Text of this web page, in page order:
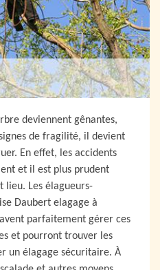
deviennent gênantes,
de fragilité, il devient
En effet, les accidents
et il est plus prudent
lieu. Les élagueurs-
Daubert elagage à
parfaitement gérer ces
et pourront trouver les
un élagage sécuritaire. À